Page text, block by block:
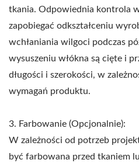
tkania. Odpowiednia kontrola
zapobiegać odkształceniu
wchłaniania wilgoci podczas
wysuszeniu włókna są cięte i
długości i szerokości, w
wymagań produktu.
3. Farbowanie (Opcjonalnie):
W zależności od potrzeb
być farbowana przed tkaniem